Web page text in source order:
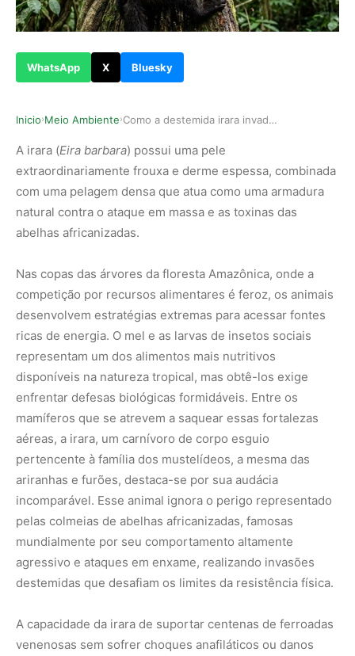
WhatsApp X Bluesky
Inicio›Meio Ambiente› Como a destemida irara invade colmeias de abelh…
A irara (Eira barbara) possui uma pele
extraordinariamente frouxa e derme espessa, combinada
com uma pelagem densa que atua como uma armadura
natural contra o ataque em massa e as toxinas das
abelhas africanizadas.
Nas copas das árvores da floresta Amazônica, onde a
competição por recursos alimentares é feroz, os animais
desenvolvem estratégias extremas para acessar fontes
ricas de energia. O mel e as larvas de insetos sociais
representam um dos alimentos mais nutritivos
disponíveis na natureza tropical, mas obtê-los exige
enfrentar defesas biológicas formidáveis. Entre os
mamíferos que se atrevem a saquear essas fortalezas
aéreas, a irara, um carnívoro de corpo esguio
pertencente à família dos mustelídeos, a mesma das
ariranhas e furões, destaca-se por sua audácia
incomparável. Esse animal ignora o perigo representado
pelas colmeias de abelhas africanizadas, famosas
mundialmente por seu comportamento altamente
agressivo e ataques em enxame, realizando invasões
destemidas que desafiam os limites da resistência física.
A capacidade da irara de suportar centenas de ferroadas
venenosas sem sofrer choques anafiláticos ou danos